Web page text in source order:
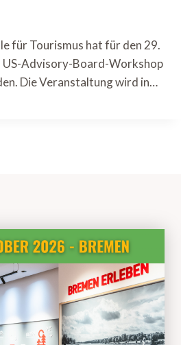
für Tourismus hat für den 29.
US-Advisory-Board-Workshop
Die Veranstaltung wird in…